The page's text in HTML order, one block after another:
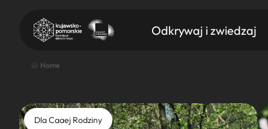
Odkrywaj i zwiedzaj
Home
Dla Caaej Rodziny